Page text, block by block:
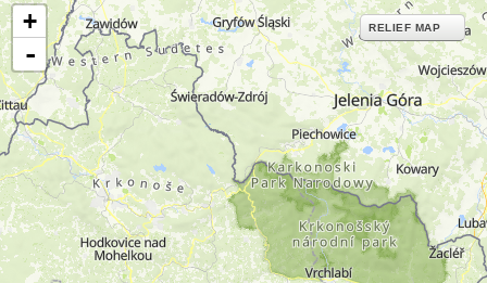
+
-
RELIEF MAP